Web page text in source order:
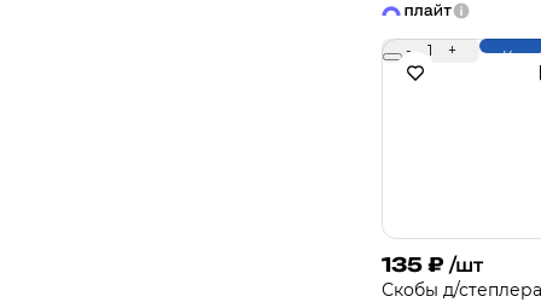
- 1 +
135 ₽ /шт
Скобы д/